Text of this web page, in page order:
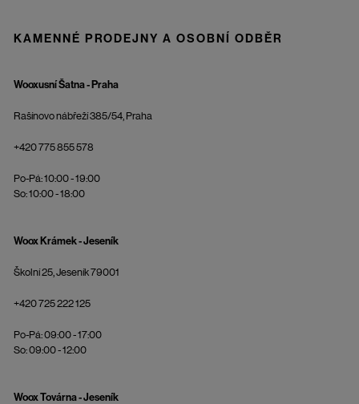
KAMENNÉ PRODEJNY A OSOBNÍ ODBĚR
Wooxusní Šatna - Praha
Rašínovo nábřeží 385/54, Praha
+420 775 855 578
Po-Pá: 10:00 - 19:00
So: 10:00 - 18:00
Woox Krámek - Jeseník
Školní 25, Jeseník 79001
+420 725 222 125
Po-Pá: 09:00 - 17:00
So: 09:00 - 12:00
Woox Továrna - Jeseník